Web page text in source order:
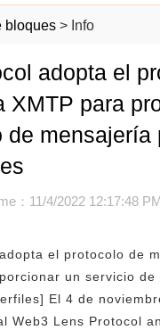
bloques > Info
adopta el
XMTP para
de mensajería
：11/4/2022 12:17:48 PM
el protocolo de
un servicio de
El 4 de
Web3 Lens Protocol